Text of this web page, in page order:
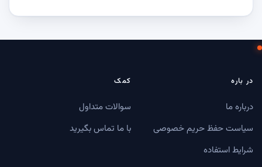
در باره
درباره ما
سیاست حفظ حریم خصوصی
شرایط استفاده
کمک
سوالات متداول
با ما تماس بگیرید